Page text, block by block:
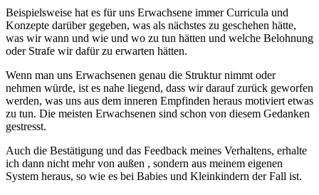
Beispielsweise hat es für uns Erwachsene immer Curricula und
Konzepte darüber gegeben, was als nächstes zu geschehen hätte,
was wir wann und wie und wo zu tun hätten und welche Belohnung
oder Strafe wir dafür zu erwarten hätten.
Wenn man uns Erwachsenen genau die Struktur nimmt oder
nehmen würde, ist es nahe liegend, dass wir darauf zurück geworfen
werden, was uns aus dem inneren Empfinden heraus motiviert etwas
zu tun. Die meisten Erwachsenen sind schon von diesem Gedanken
gestresst.
Auch die Bestätigung und das Feedback meines Verhaltens, erhalte
ich dann nicht mehr von außen , sondern aus meinem eigenen
System heraus, so wie es bei Babies und Kleinkindern der Fall ist.